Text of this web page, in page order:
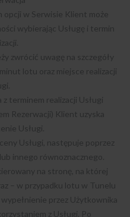
opcji w Serwisie Klient może
wybierając Usługę i termin
zwrócić uwagę na szczegóły
lotu oraz miejsce realizacji
terminem realizacji Usługi
Rezerwacji) Klient uzyska
Usługi.
Usługi, następuje poprzez
innego równoznacznego.
na stronę, na której
– w przypadku lotu w Tunelu
przez Użytkownika
z Usługi. Po